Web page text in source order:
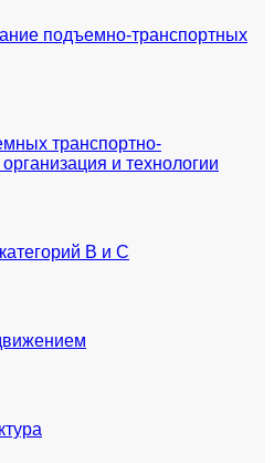
подъемно-транспортных
транспортно-
и технологии
В и С